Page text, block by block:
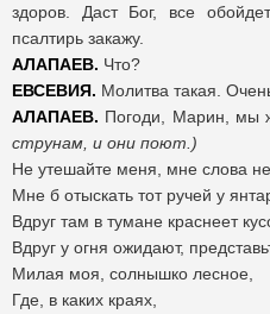
здоров. Даст Бог, все
псалтирь закажу.
АЛАПАЕВ. Что?
ЕВСЕВИЯ. Молитва такая.
АЛАПАЕВ. Погоди, Марин, мы
струнам, и они поют.)
Не утешайте меня, мне слова
Мне б отыскать тот ручей у
Вдруг там в тумане краснеет
Вдруг у огня ожидают,
Милая моя, солнышко лесное,
Где, в каких краях,